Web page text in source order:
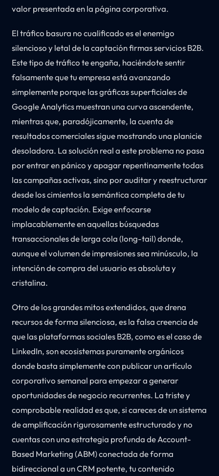
valor presentada en la página corporativa.
El tráfico basura no cualificado es el enemigo
silencioso y letal de la captación firmas servicios B2B.
Este tipo de tráfico te engaña, haciéndote sentir
falsamente que tu empresa está avanzando
simplemente porque las gráficas superficiales de
Google Analytics muestran una curva ascendente,
mientras que, paradójicamente, la cuenta de
resultados comerciales sigue mostrando una planicie
desoladora. La solución real a este problema no pasa
por entrar en pánico y apagar repentinamente todas
las campañas activas, sino por auditar y reestructurar
desde los cimientos la semántica completa de tu
modelo de captación. Exige enfocarse
implacablemente en aquellas búsquedas
transaccionales de larga cola (long-tail) donde,
aunque el volumen de impresiones sea minúsculo, la
intención de compra del usuario es absoluta y
cristalina.
Otro de los grandes mitos extendidos, que drena
recursos de forma silenciosa, es la falsa creencia de
que las plataformas sociales B2B, como es el caso de
LinkedIn, son ecosistemas puramente orgánicos
donde basta simplemente con publicar un artículo
corporativo semanal para empezar a generar
oportunidades de negocio recurrentes. La triste y
comprobable realidad es que, si careces de un sistema
de amplificación rigurosamente estructurado y no
cuentas con una estrategia profunda de Account-
Based Marketing (ABM) conectada de forma
bidireccional a un CRM potente, tu contenido